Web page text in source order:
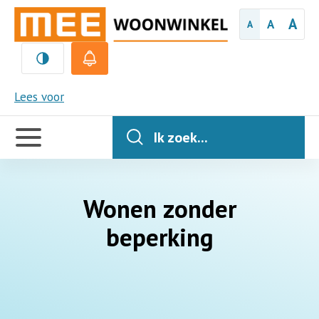
A A A
Lees voor
MEE
Handige
links
Ik zoek...
Wonen zonder
beperking